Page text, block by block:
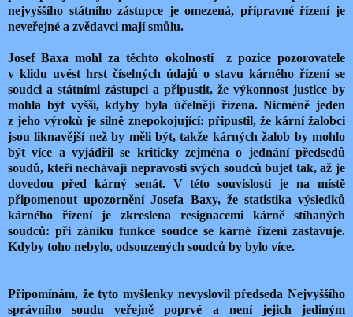
nejvyššího státního zástupce je omezená, přípravné řízení je
neveřejné a zvědavci mají smůlu.
Josef Baxa mohl za těchto okolností z pozice pozorovatele
v klidu uvést hrst číselných údajů o stavu kárného řízení se
soudci a státními zástupci a připustit, že výkonnost justice by
mohla být vyšší, kdyby byla účelněji řízena. Nicméně jeden
z jeho výroků je silně znepokojující: připustil, že kární žalobci
jsou liknavější než by měli být, takže kárných žalob by mohlo
být více a vyjádřil se kriticky zejména o jednání předsedů
soudů, kteří nechávají nepravosti svých soudců bujet tak, až je
dovedou před kárný senát. V této souvislosti je na místě
připomenout upozornění Josefa Baxy, že statistika výsledků
kárného řízení je zkreslena resignacemi kárně stíhaných
soudců: při zániku funkce soudce se kárné řízení zastavuje.
Kdyby toho nebylo, odsouzených soudců by bylo více.
Připomínám, že tyto myšlenky nevyslovil předseda Nejvyššího
správního soudu veřejně poprvé a není jejich jediným